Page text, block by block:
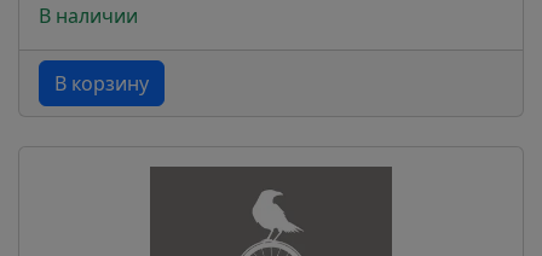
В наличии
В корзину